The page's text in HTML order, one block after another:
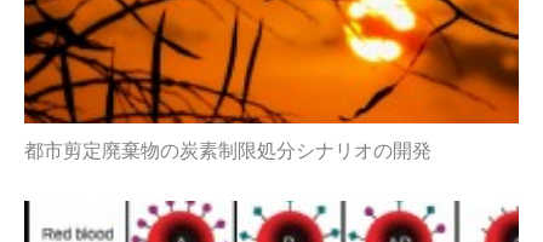
都市剪定廃棄物の炭素制限処分シナリオの開発